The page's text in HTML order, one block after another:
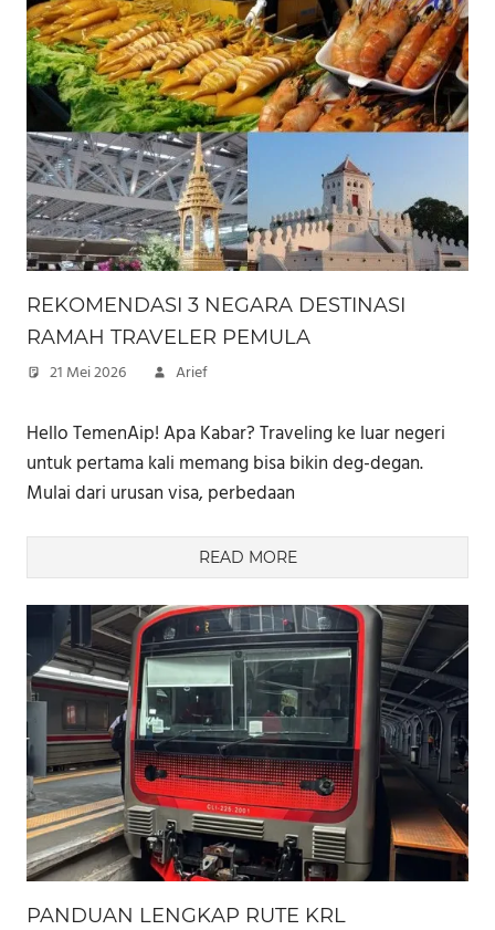
REKOMENDASI 3 NEGARA DESTINASI
RAMAH TRAVELER PEMULA
21 Mei 2026 Arief
Hello TemenAip! Apa Kabar? Traveling ke luar negeri
untuk pertama kali memang bisa bikin deg-degan.
Mulai dari urusan visa, perbedaan
READ MORE
PANDUAN LENGKAP RUTE KRL